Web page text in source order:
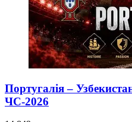
Португалія –
ЧС-2026